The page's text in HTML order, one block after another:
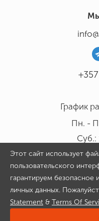
График
Пн. -
Суб.:
Copyright 2026 ©
to use our website and
Privacy
Этот сайт использует
пользовательского
гарантируем безопасное
личных данных.
Statement & Terms Of